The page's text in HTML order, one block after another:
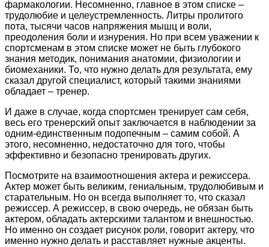
фармакологии. Несомненно, главное в этом списке –
трудолюбие и целеустремленность. Литры пролитого
пота, тысячи часов напряжения мышц и воли,
преодоления боли и изнурения. Но при всем уважении к
спортсменам в этом списке может не быть глубокого
знания методик, понимания анатомии, физиологии и
биомеханики. То, что нужно делать для результата, ему
сказал другой специалист, который такими знаниями
обладает – тренер.
И даже в случае, когда спортсмен тренирует сам себя,
весь его тренерский опыт заключается в наблюдении за
одним-единственным подопечным – самим собой. А
этого, несомненно, недостаточно для того, чтобы
эффективно и безопасно тренировать других.
Посмотрите на взаимоотношения актера и режиссера.
Актер может быть великим, гениальным, трудолюбивым и
старательным. Но он всегда выполняет то, что сказал
режиссер. А режиссер, в свою очередь, не обязан быть
актером, обладать актерскими талантом и внешностью.
Но именно он создает рисунок роли, говорит актеру, что
именно нужно делать и расставляет нужные акценты.